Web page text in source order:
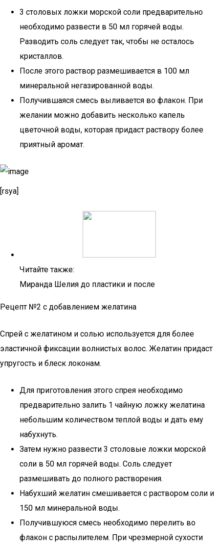
3 столовых ложки морской соли предварительно
необходимо развести в 50 мл горячей воды.
Разводить соль следует так, чтобы не осталось
кристаллов.
После этого раствор размешивается в 100 мл
минеральной негазированной воды.
Получившаяся смесь выливается во флакон. При
желании можно добавить несколько капель
цветочной воды, которая придаст раствору более
приятный аромат.
[rsya]
Читайте также:
Миранда Шелия до пластики и после
Рецепт №2 с добавлением желатина
Спрей с желатином и солью используется для более
эластичной фиксации волнистых волос. Желатин придаст
упругость и блеск локонам.
Для приготовления этого спрея необходимо
предварительно залить 1 чайную ложку желатина
небольшим количеством теплой воды и дать ему
набухнуть.
Затем нужно развести 3 столовые ложки морской
соли в 50 мл горячей воды. Соль следует
размешивать до полного растворения.
Набухший желатин смешивается с раствором соли и
150 мл минеральной воды.
Получившуюся смесь необходимо перелить во
флакон с распылителем. При чрезмерной сухости